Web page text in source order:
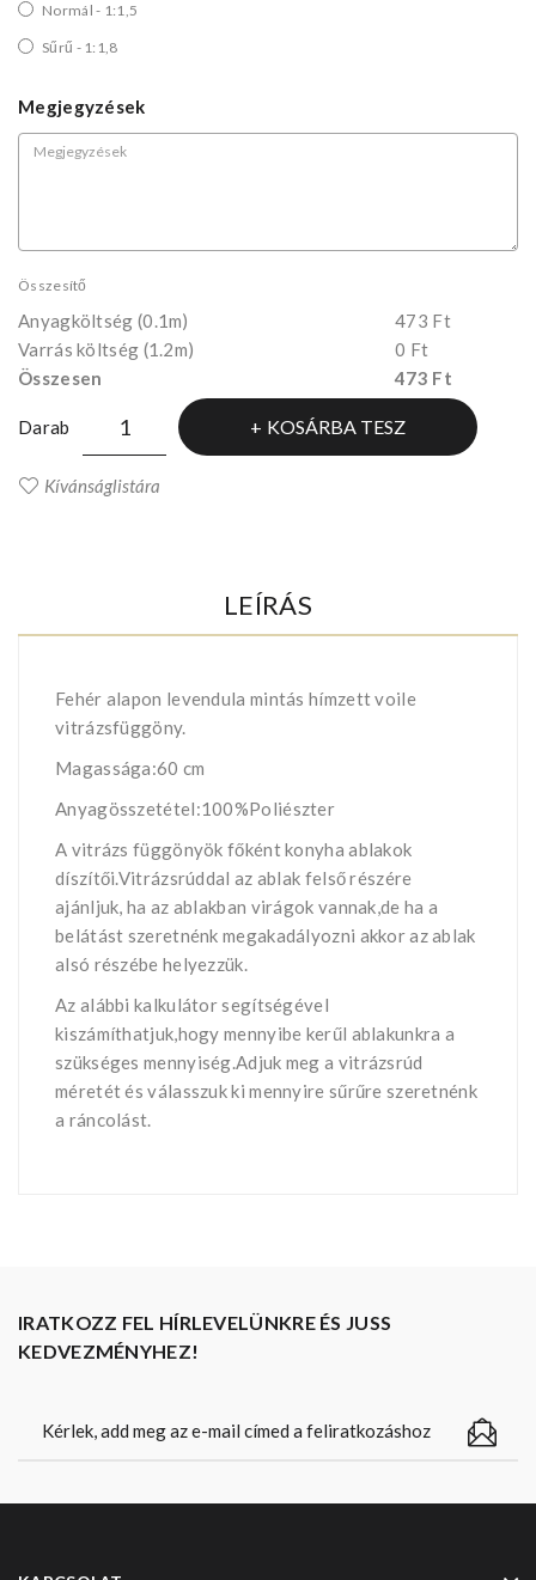
Normál - 1:1,5
Sűrű - 1:1,8
Megjegyzések
Összesítő
Anyagköltség (0.1m)
473 Ft
Varrás költség (1.2m)
0 Ft
Összesen
473 Ft
Darab KOSÁRBA TESZ
Kívánságlistára
LEÍRÁS
Fehér alapon levendula mintás hímzett voile
vitrázsfüggöny.
Magassága:60 cm
Anyagösszetétel:100%Poliészter
A vitrázs függönyök főként konyha ablakok
díszítői.Vitrázsrúddal az ablak felső részére
ajánljuk, ha az ablakban virágok vannak,de ha a
belátást szeretnénk megakadályozni akkor az ablak
alsó részébe helyezzük.
Az alábbi kalkulátor segítségével
kiszámíthatjuk,hogy mennyibe kerűl ablakunkra a
szükséges mennyiség.Adjuk meg a vitrázsrúd
méretét és válasszuk ki mennyire sűrűre szeretnénk
a ráncolást.
IRATKOZZ FEL HÍRLEVELÜNKRE ÉS JUSS
KEDVEZMÉNYHEZ!